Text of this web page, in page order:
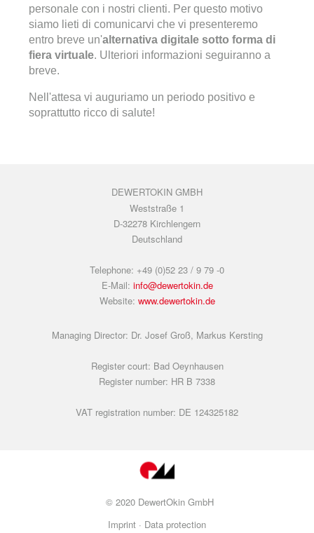
personale con i nostri clienti. Per questo motivo
siamo lieti di comunicarvi che vi presenteremo
entro breve un'alternativa digitale sotto forma di
fiera virtuale. Ulteriori informazioni seguiranno a
breve.
Nell'attesa vi auguriamo un periodo positivo e
soprattutto ricco di salute!
DEWERTOKIN GMBH
Weststraße 1
D-32278 Kirchlengern
Deutschland
Telephone: +49 (0)52 23 / 9 79 -0
E-Mail: info@dewertokin.de
Website: www.dewertokin.de
Managing Director: Dr. Josef Groß, Markus Kersting
Register court: Bad Oeynhausen
Register number: HR B 7338
VAT registration number: DE 124325182
© 2020 DewertOkin GmbH
Imprint · Data protection